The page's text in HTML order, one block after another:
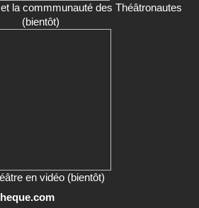
la commmunauté des Théâtronautes
(bientôt)
en vidéo (bientôt)